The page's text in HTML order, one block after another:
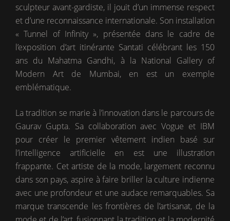
sculpteur avant-gardiste, il jouit d’un immense respect
et d’une reconnaissance internationale. Son installation
« Tunnel of Infinity », présentée dans le cadre de
l’exposition d’art itinérante Santati célébrant les 150
ans du Mahatma Gandhi, à la National Gallery of
Modern Art de Mumbai, en est un exemple
emblématique.
La tradition se marie à l’innovation dans le parcours de
Gaurav Gupta. Sa collaboration avec Vogue et IBM
pour créer le premier vêtement indien basé sur
l’intelligence artificielle en est une illustration
frappante. Cet artiste de la mode, largement reconnu
dans son pays, aspire à faire briller la culture indienne
avec une profondeur et une audace remarquables. Sa
marque transcende les frontières de l’artisanat, de la